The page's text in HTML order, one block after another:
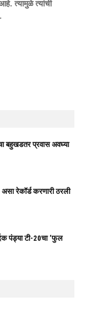
त्यामुळे त्यांची
बहुखडतर प्रवास अवघ्या
रेकॉर्ड करणारी ठरली
पंड्या टी-20चा ‘फुल